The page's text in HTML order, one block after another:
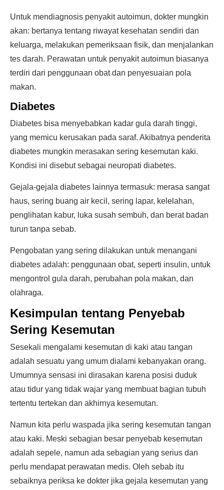
Untuk mendiagnosis penyakit autoimun, dokter mungkin
akan: bertanya tentang riwayat kesehatan sendiri dan
keluarga, melakukan pemeriksaan fisik, dan menjalankan
tes darah. Perawatan untuk penyakit autoimun biasanya
terdiri dari penggunaan obat dan penyesuaian pola
makan.
Diabetes
Diabetes bisa menyebabkan kadar gula darah tinggi,
yang memicu kerusakan pada saraf. Akibatnya penderita
diabetes mungkin merasakan sering kesemutan kaki.
Kondisi ini disebut sebagai neuropati diabetes.
Gejala-gejala diabetes lainnya termasuk: merasa sangat
haus, sering buang air kecil, sering lapar, kelelahan,
penglihatan kabur, luka susah sembuh, dan berat badan
turun tanpa sebab.
Pengobatan yang sering dilakukan untuk menangani
diabetes adalah: penggunaan obat, seperti insulin, untuk
mengontrol gula darah, perubahan pola makan, dan
olahraga.
Kesimpulan tentang Penyebab
Sering Kesemutan
Sesekali mengalami kesemutan di kaki atau tangan
adalah sesuatu yang umum dialami kebanyakan orang.
Umumnya sensasi ini dirasakan karena posisi duduk
atau tidur yang tidak wajar yang membuat bagian tubuh
tertentu tertekan dan akhirnya kesemutan.
Namun kita perlu waspada jika sering kesemutan tangan
atau kaki. Meski sebagian besar penyebab kesemutan
adalah sepele, namun ada sebagian yang serius dan
perlu mendapat perawatan medis. Oleh sebab itu
sebaiknya periksa ke dokter jika gejala kesemutan yang